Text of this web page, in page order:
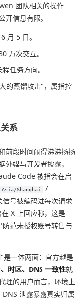
团队相关的操作
开信息有限。
月 5 日。
万次交互。
任务方向。
的蒸馏攻击"，属指控
系
前段时间闹得沸沸扬扬
外媒与开发者披露，
Code 被指会在启
Asia/Shanghai /
信号被编码进每次请求
X 上回应称，这是
范未授权账号转售与
是一体两面：官方越是
时区、DNS 一致性就
理的用户而言，环境上
泄露暴露真实归属